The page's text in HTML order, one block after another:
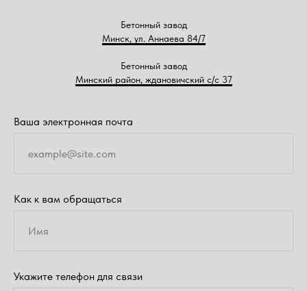
Бетонный завод
Минск, ул. Аннаева 84/7
Бетонный завод
Минский район, ждановичский с/с 37
Ваша электронная почта
Как к вам обращаться
Укажите телефон для связи